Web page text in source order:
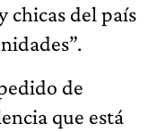
chicas del país
de
que está